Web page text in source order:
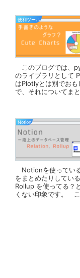
便利ツール
このブログでは、
のライブラリとして
はPlotlyとは別でお
で、それについてま
Notion
Notionを使ってい
をまとめたりしてい
Rollup を使ってる？
くない印象です。